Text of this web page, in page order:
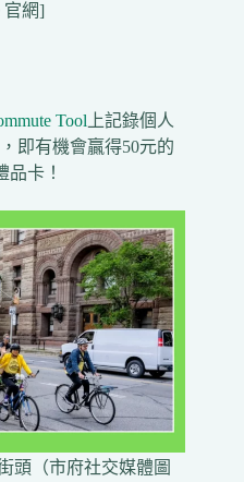
官網]
Tool 上記錄個人
即有機會贏得50元的
品卡！
頭（市府社交媒體圖